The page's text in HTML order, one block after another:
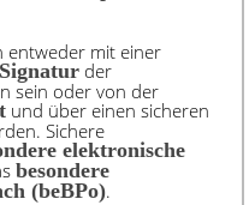
entweder mit einer
der
sein oder von der
und über einen sicheren
Sichere
elektronische
besondere
(beBPo).